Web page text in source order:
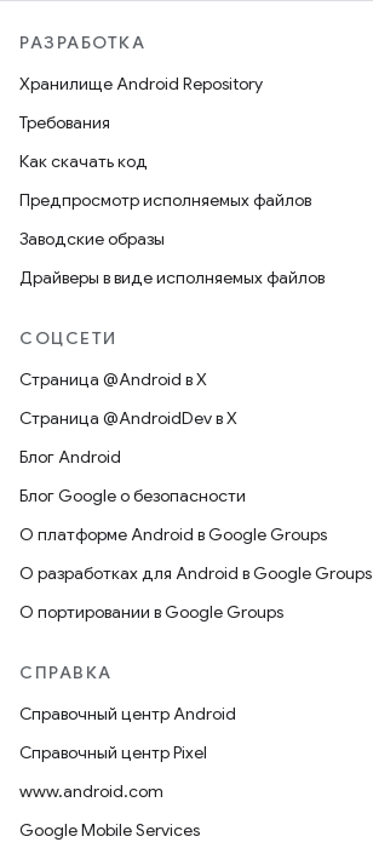
РАЗРАБОТКА
Хранилище Android Repository
Требования
Как скачать код
Предпросмотр исполняемых файлов
Заводские образы
Драйверы в виде исполняемых файлов
СОЦСЕТИ
Страница @Android в X
Страница @AndroidDev в X
Блог Android
Блог Google о безопасности
О платформе Android в Google Groups
О разработках для Android в Google Groups
О портировании в Google Groups
СПРАВКА
Справочный центр Android
Справочный центр Pixel
www.android.com
Google Mobile Services